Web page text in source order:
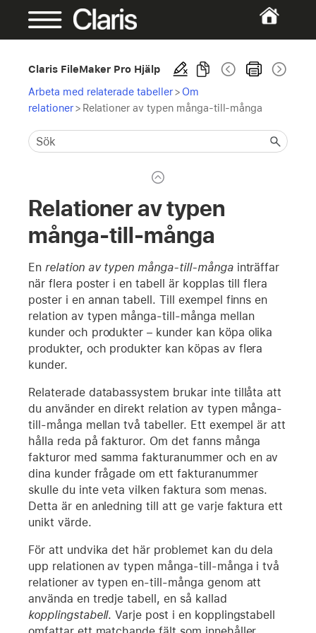
Claris FileMaker Pro Hjälp
Arbeta med relaterade tabeller> Om
relationer> Relationer av typen många-till-många
Relationer av typen
många-till-många
En relation av typen många-till-mångainträffar
när flera poster i en tabell är kopplas till flera
poster i en annan tabell. Till exempel finns en
relation av typen många-till-många mellan
kunder och produkter – kunder kan köpa olika
produkter, och produkter kan köpas av flera
kunder.
Relaterade databassystem brukar inte tillåta att
du använder en direkt relation av typen många-
till-många mellan två tabeller. Ett exempel är att
hålla reda på fakturor. Om det fanns många
fakturor med samma fakturanummer och en av
dina kunder frågade om ett fakturanummer
skulle du inte veta vilken faktura som menas.
Detta är en anledning till att ge varje faktura ett
unikt värde.
För att undvika det här problemet kan du dela
upp relationen av typen många-till-många i två
relationer av typen en-till-många genom att
använda en tredje tabell, en så kallad
kopplingstabell. Varje post i en kopplingstabell